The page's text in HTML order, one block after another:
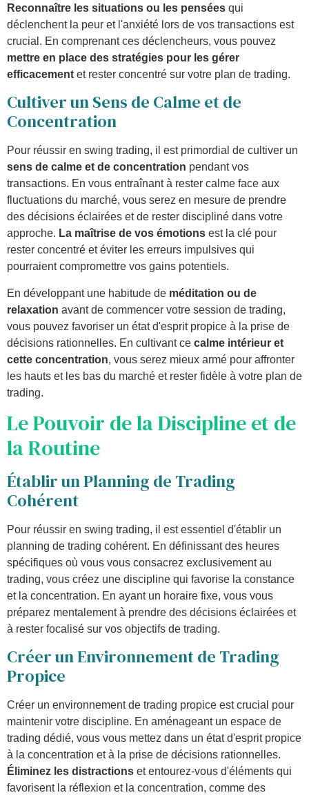
Reconnaître les situations ou les pensées qui
déclenchent la peur et l'anxiété lors de vos transactions est
crucial. En comprenant ces déclencheurs, vous pouvez
mettre en place des stratégies pour les gérer
efficacement et rester concentré sur votre plan de trading.
Cultiver un Sens de Calme et de
Concentration
Pour réussir en swing trading, il est primordial de cultiver un
sens de calme et de concentration pendant vos
transactions. En vous entraînant à rester calme face aux
fluctuations du marché, vous serez en mesure de prendre
des décisions éclairées et de rester discipliné dans votre
approche. La maîtrise de vos émotions est la clé pour
rester concentré et éviter les erreurs impulsives qui
pourraient compromettre vos gains potentiels.
En développant une habitude de méditation ou de
relaxation avant de commencer votre session de trading,
vous pouvez favoriser un état d'esprit propice à la prise de
décisions rationnelles. En cultivant ce calme intérieur et
cette concentration, vous serez mieux armé pour affronter
les hauts et les bas du marché et rester fidèle à votre plan de
trading.
Le Pouvoir de la Discipline et de
la Routine
Établir un Planning de Trading
Cohérent
Pour réussir en swing trading, il est essentiel d'établir un
planning de trading cohérent. En définissant des heures
spécifiques où vous vous consacrez exclusivement au
trading, vous créez une discipline qui favorise la constance
et la concentration. En ayant un horaire fixe, vous vous
préparez mentalement à prendre des décisions éclairées et
à rester focalisé sur vos objectifs de trading.
Créer un Environnement de Trading
Propice
Créer un environnement de trading propice est crucial pour
maintenir votre discipline. En aménageant un espace de
trading dédié, vous vous mettez dans un état d'esprit propice
à la concentration et à la prise de décisions rationnelles.
Éliminez les distractions et entourez-vous d'éléments qui
favorisent la réflexion et la concentration, comme des